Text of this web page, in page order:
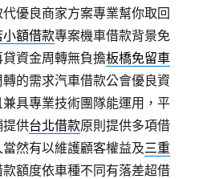
優良商家方案專業幫你取回
小額借款專案機車借款背景免
資金周轉無負擔板橋免留車
的需求汽車借款公會優良資
兼具專業技術團隊能運用，平
提供台北借款原則提供多項借
然有以維護顧客權益及三重
額度依車種不同有落差超借